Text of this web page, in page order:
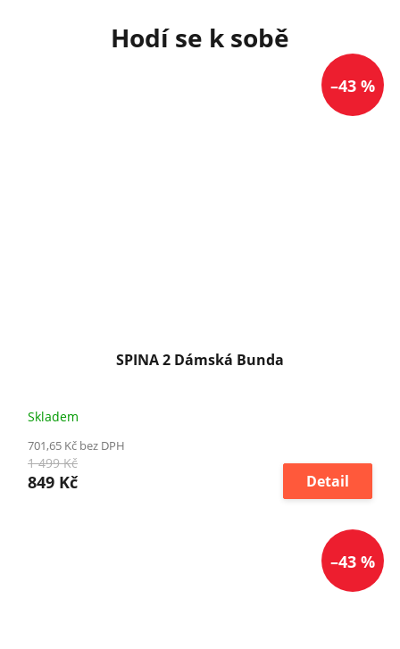
–43 %
SPINA 2 Dámská Bunda
Skladem
701,65 Kč bez DPH
1 499 Kč
849 Kč Detail
–43 %